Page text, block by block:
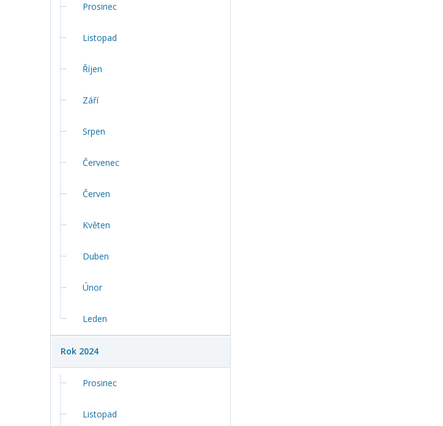
Prosinec
Listopad
Říjen
Září
Srpen
Červenec
Červen
Květen
Duben
Únor
Leden
Rok 2024
Prosinec
Listopad